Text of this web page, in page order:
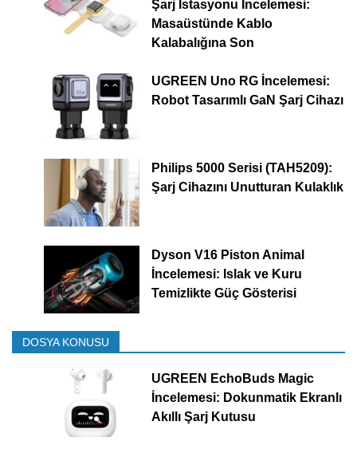
Şarj İstasyonu İncelemesi:
Masaüstünde Kablo
Kalabalığına Son
UGREEN Uno RG İncelemesi:
Robot Tasarımlı GaN Şarj Cihazı
Philips 5000 Serisi (TAH5209):
Şarj Cihazını Unutturan Kulaklık
Dyson V16 Piston Animal
İncelemesi: Islak ve Kuru
Temizlikte Güç Gösterisi
DOSYA KONUSU
UGREEN EchoBuds Magic
İncelemesi: Dokunmatik Ekranlı
Akıllı Şarj Kutusu